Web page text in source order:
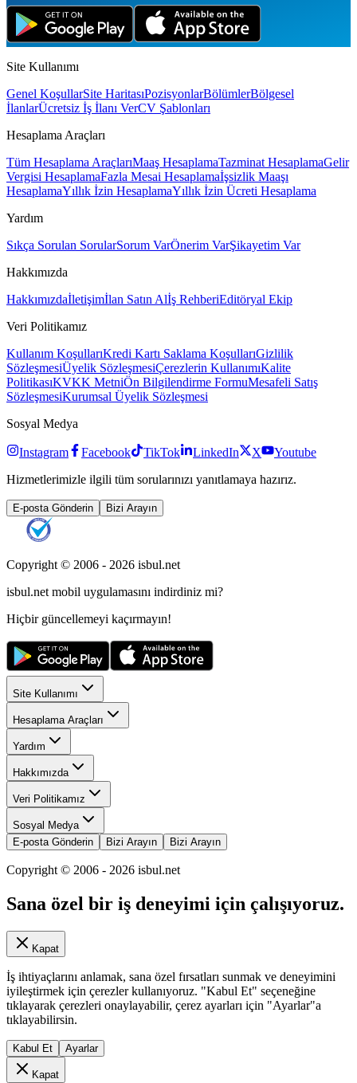
Site Kullanımı
Genel KoşullarSite HaritasıPozisyonlarBölümlerBölgesel
İlanlarÜcretsiz İş İlanı VerCV Şablonları
Hesaplama Araçları
Tüm Hesaplama AraçlarıMaaş HesaplamaTazminat HesaplamaGelir
Vergisi HesaplamaFazla Mesai Hesaplamaİşsizlik Maaşı
HesaplamaYıllık İzin HesaplamaYıllık İzin Ücreti Hesaplama
Yardım
Sıkça Sorulan SorularSorum VarÖnerim VarŞikayetim Var
Hakkımızda
Hakkımızdaİletişimİlan Satın Alİş RehberiEditöryal Ekip
Veri Politikamız
Kullanım KoşullarıKredi Kartı Saklama KoşullarıGizlilik
SözleşmesiÜyelik SözleşmesiÇerezlerin KullanımıKalite
PolitikasıKVKK MetniÖn Bilgilendirme FormuMesafeli Satış
SözleşmesiKurumsal Üyelik Sözleşmesi
Sosyal Medya
Instagram Facebook TikTok LinkedIn X
Youtube
Hizmetlerimizle ilgili tüm sorularınızı yanıtlamaya hazırız.
E-posta Gönderin Bizi Arayın
Copyright © 2006 - 2026 isbul.net
isbul.net mobil uygulamasını indirdiniz mi?
Hiçbir güncellemeyi kaçırmayın!
Site Kullanımı
Hesaplama Araçları
Yardım
Hakkımızda
Veri Politikamız
Sosyal Medya
E-posta Gönderin
Bizi Arayın Bizi Arayın
Copyright © 2006 - 2026 isbul.net
Sana özel bir iş deneyimi için çalışıyoruz.
Kapat
İş ihtiyaçlarını anlamak, sana özel fırsatları sunmak ve deneyimini
iyileştirmek için çerezler kullanıyoruz. "Kabul Et" seçeneğine
tıklayarak çerezleri onaylayabilir, çerez ayarları için "Ayarlar"a
tıklayabilirsin.
Kabul Et Ayarlar
Kapat